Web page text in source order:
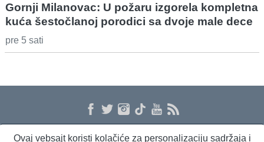
Gornji Milanovac: U požaru izgorela kompletna
kuća šestočlanoj porodici sa dvoje male dece
pre 5 sati
Ovaj vebsajt koristi kolačiće za personalizaciju sadržaja i